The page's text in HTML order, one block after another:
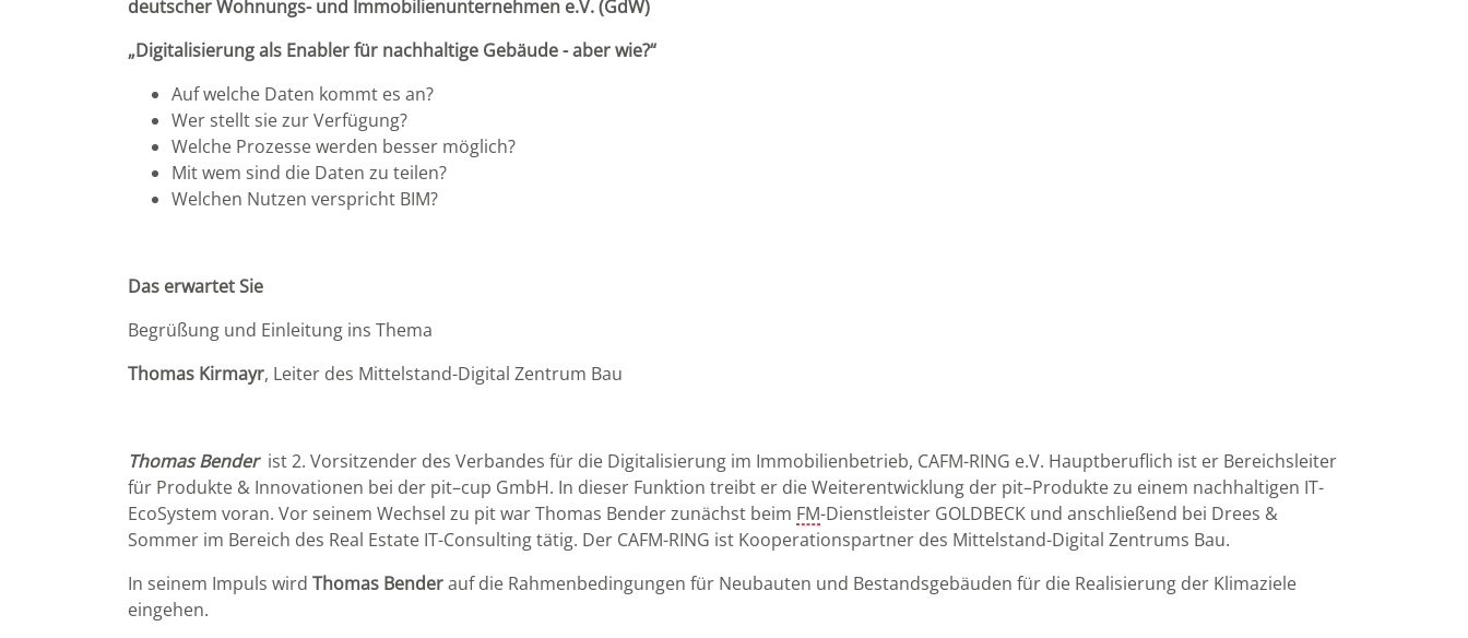
deutscher Wohnungs- und Immobilienunternehmen e.V. (GdW)
„Digitalisierung als Enabler für nachhaltige Gebäude - aber wie?“
Auf welche Daten kommt es an?
Wer stellt sie zur Verfügung?
Welche Prozesse werden besser möglich?
Mit wem sind die Daten zu teilen?
Welchen Nutzen verspricht BIM?
Das erwartet Sie
Begrüßung und Einleitung ins Thema
Thomas Kirmayr, Leiter des Mittelstand-Digital Zentrum Bau
Thomas Benderist 2. Vorsitzender des Verbandes für die Digitalisierung im Immobilienbetrieb, CAFM-RING e.V. Hauptberuflich ist er Bereichsleiter
für Produkte & Innovationen bei der pit–cup GmbH. In dieser Funktion treibt er die Weiterentwicklung der pit–Produkte zu einem nachhaltigen IT-
EcoSystem voran. Vor seinem Wechsel zu pit war Thomas Bender zunächst beim FM-Dienstleister GOLDBECK und anschließend bei Drees &
Sommer im Bereich des Real Estate IT-Consulting tätig. Der CAFM-RING ist Kooperationspartner des Mittelstand-Digital Zentrums Bau.
In seinem Impuls wird Thomas Benderauf die Rahmenbedingungen für Neubauten und Bestandsgebäuden für die Realisierung der Klimaziele
eingehen.